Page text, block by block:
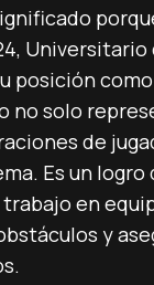
posición
no solo
de
Es un
en
y